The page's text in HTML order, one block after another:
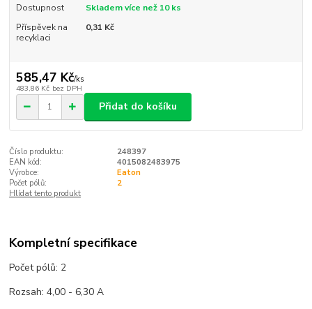
Dostupnost
Skladem více než 10 ks
Příspěvek na
recyklaci
0,31 Kč
585,47 Kč/ks
483,86 Kč bez DPH
Přidat do košíku
Číslo produktu:
248397
EAN kód:
4015082483975
Výrobce:
Eaton
Počet pólů:
2
Hlídat tento produkt
Kompletní specifikace
Počet pólů: 2
Rozsah: 4,00 - 6,30 A